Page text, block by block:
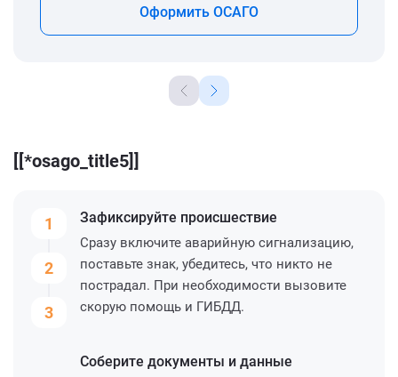
Оформить ОСАГО
[[*osago_title5]]
1
2
3
Зафиксируйте происшествие
Сразу включите аварийную сигнализацию,
поставьте знак, убедитесь, что никто не
пострадал. При необходимости вызовите
скорую помощь и ГИБДД.
Соберите документы и данные